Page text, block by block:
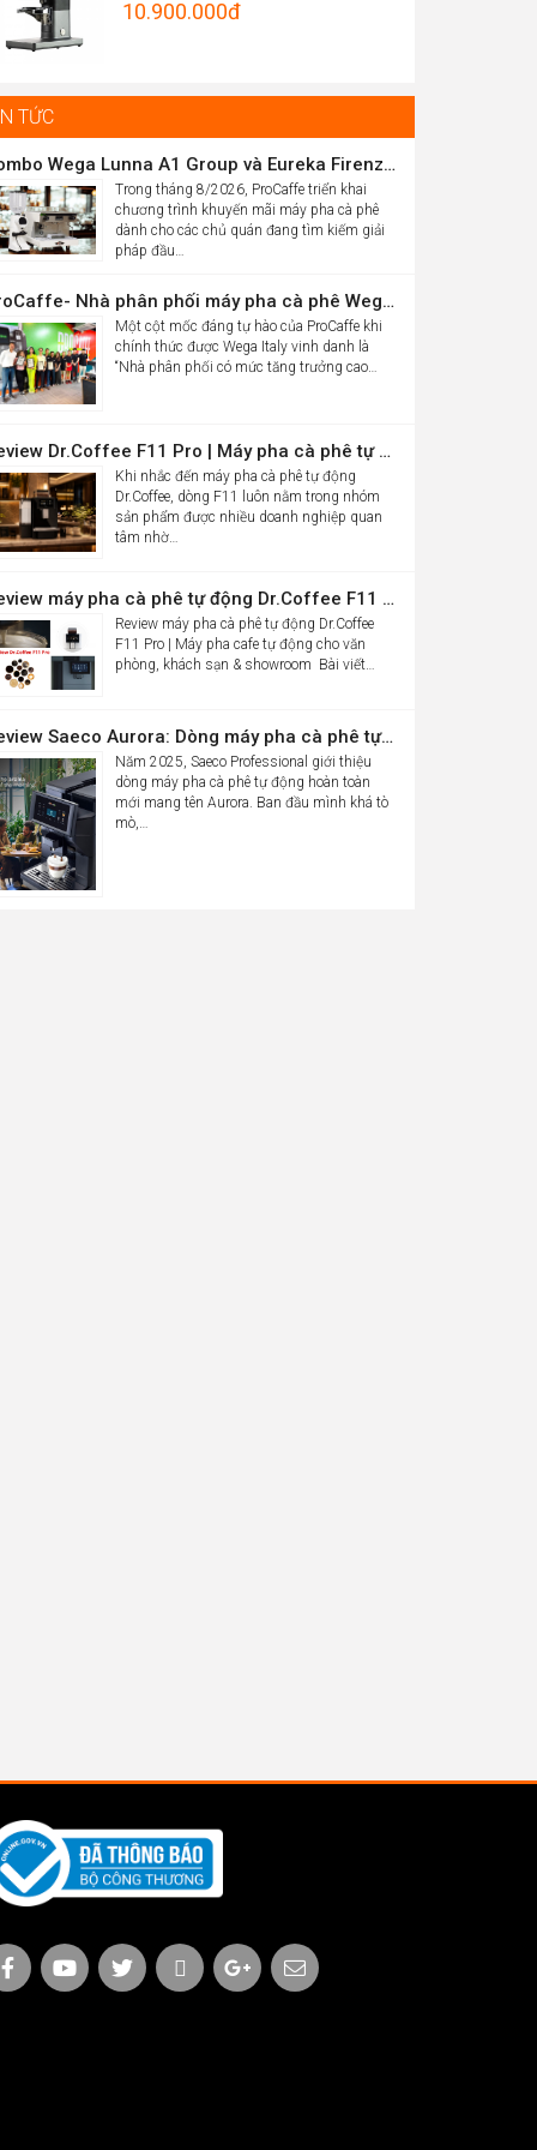
Original
10.900.000đ
TỨC
Combo Wega Lunna A1 Group và Eureka Firenze 75 chỉ 61,9 triệu
Trong tháng 8/2026, ProCaffe triển khai
chương trình khuyến mãi máy pha cà phê
dành cho các chủ quán đang tìm kiếm giải
pháp đầu…
ProCaffe- Nhà phân phối máy pha cà phê Wega có mức tăng trưởng cao nhất thế giới
Một cột mốc đáng tự hào của ProCaffe khi
chính thức được Wega Italy vinh danh là
“Nhà phân phối có mức tăng trưởng cao…
Review Dr.Coffee F11 Pro | Máy pha cà phê tự động cho văn phòng
Khi nhắc đến máy pha cà phê tự động
Dr.Coffee, dòng F11 luôn nằm trong nhóm
sản phẩm được nhiều doanh nghiệp quan
tâm nhờ…
Review máy pha cà phê tự động Dr.Coffee F11 Pro| Máy pha cafe tự động cho văn phòng, khách sạn & showroom
Review máy pha cà phê tự động Dr.Coffee
F11 Pro | Máy pha cafe tự động cho văn
phòng, khách sạn & showroom Bài viết…
Review Saeco Aurora: Dòng máy pha cà phê tự động văn phòng mới của Saeco có gì đáng chú ý?
Năm 2025, Saeco Professional giới thiệu
dòng máy pha cà phê tự động hoàn toàn
mới mang tên Aurora. Ban đầu mình khá tò
mò,…